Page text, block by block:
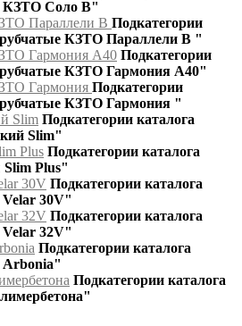
КЗТО Соло В"
Параллели В Подкатегории
КЗТО Параллели В "
Гармония А40 Подкатегории
КЗТО Гармония А40"
Гармония Подкатегории
КЗТО Гармония "
Slim Подкатегории каталога
Slim"
Plus Подкатегории каталога
Plus"
30V Подкатегории каталога
30V"
32V Подкатегории каталога
32V"
Подкатегории каталога
Arbonia"
Подкатегории каталога